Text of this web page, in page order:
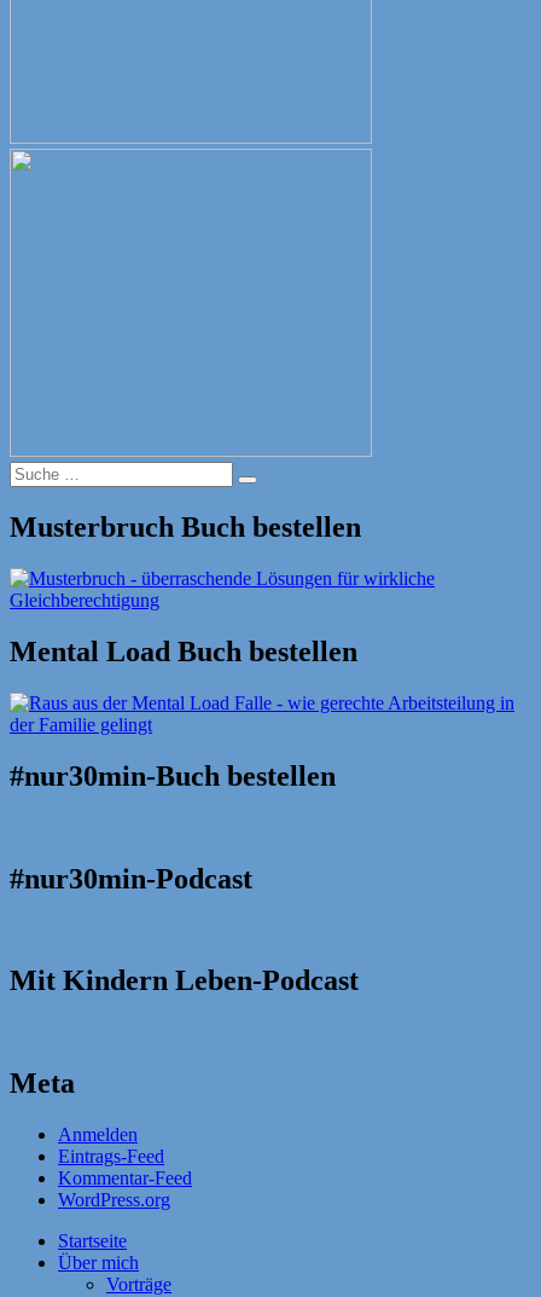
Suche
nach:
Suche
Musterbruch Buch bestellen
Mental Load Buch bestellen
#nur30min-Buch bestellen
#nur30min-Podcast
Mit Kindern Leben-Podcast
Meta
Anmelden
Eintrags-Feed
Kommentar-Feed
WordPress.org
Startseite
Über mich
Vorträge